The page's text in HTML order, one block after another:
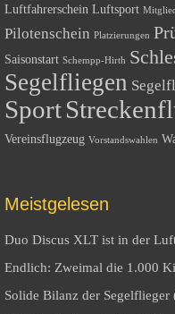
Luftfahrerschein Luftsport
Pilotenschein Platzierungen
Saisonstart Schempp-Hirth
Segelfliegen
Sport
Vereinsflugzeug Vorstandswahlen
Meistgelesen
Duo Discus XLT ist in der
Endlich: Zweimal die 1.000
Solide Bilanz der Segelflieger